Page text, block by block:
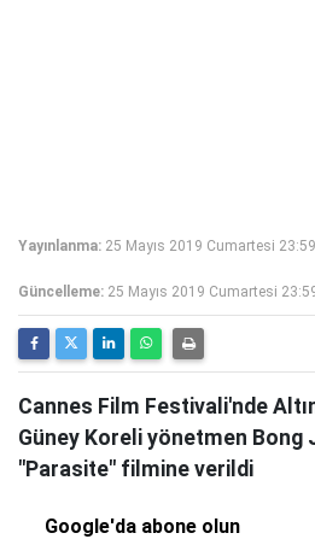
Yayınlanma: 25 Mayıs 2019 Cumartesi 23:59
Güncelleme: 25 Mayıs 2019 Cumartesi
Cannes Film Festivali'nde
Güney Koreli yönetmen Bong
"Parasite" filmine verildi
Google'da abone olun